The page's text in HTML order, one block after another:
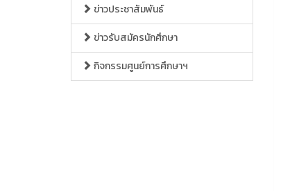
ข่าวประชาสัมพันธ์
ข่าวรับสมัครนักศึกษา
กิจกรรมศูนย์การศึกษาฯ